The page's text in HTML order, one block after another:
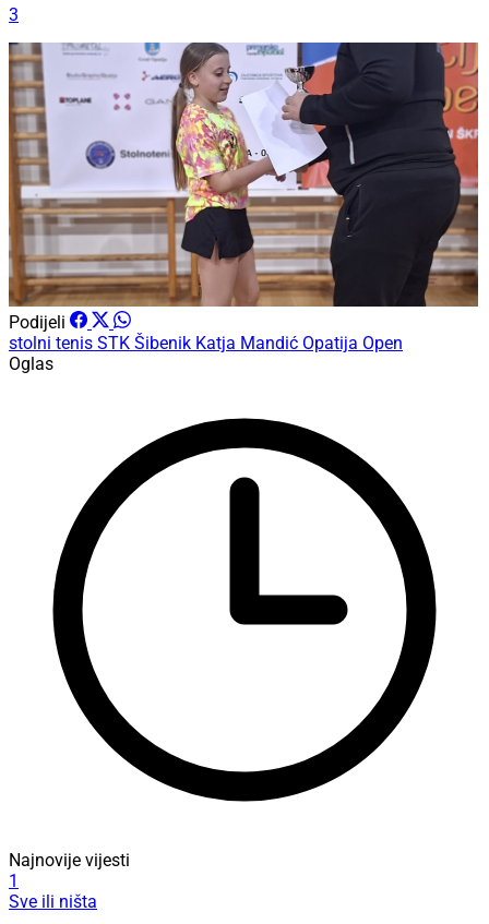
3
Podijeli
stolni tenis STK Šibenik Katja Mandić Opatija Open
Oglas
Najnovije vijesti
1
Sve ili ništa